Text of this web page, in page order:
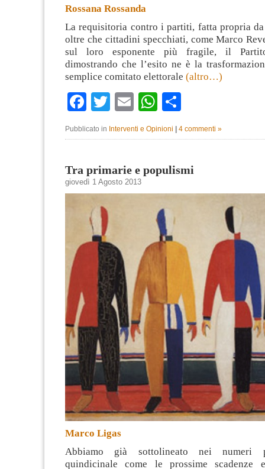
Rossana Rossanda
La requisitoria contro i partiti, fatta propria
oltre che cittadini specchiati, come Marco
sul loro esponente più fragile, il
dimostrando che l’esito ne è la
semplice comitato elettorale (altro…)
Facebook
TwitterEmailWhatsApp
Pubblicato in Interventi e Opinioni 4 commenti »
Tra primarie e populismi
giovedì 1 Agosto 2013
Marco Ligas
Abbiamo già sottolineato nei numeri
quindicinale come le prossime scadenze